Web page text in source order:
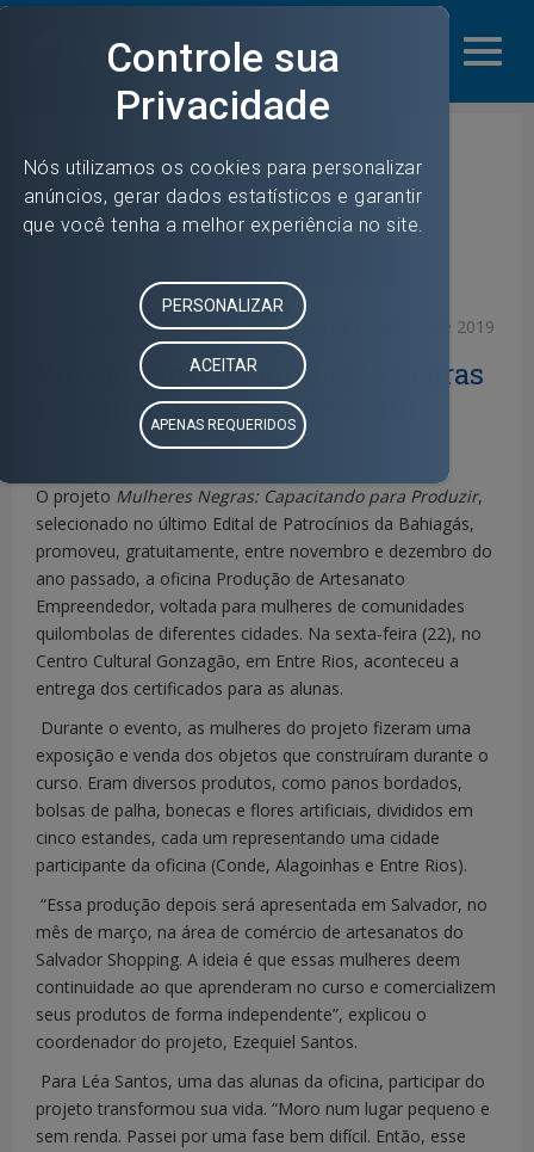
share
Notícias Publicado em: 25 de Fevereiro de 2019
Projeto capacita mulheres negras
para produção de artesanato
O projeto Mulheres Negras: Capacitando para Produzir,
selecionado no último Edital de Patrocínios da Bahiagás,
promoveu, gratuitamente, entre novembro e dezembro do
ano passado, a oficina Produção de Artesanato
Empreendedor, voltada para mulheres de comunidades
quilombolas de diferentes cidades. Na sexta-feira (22), no
Centro Cultural Gonzagão, em Entre Rios, aconteceu a
entrega dos certificados para as alunas.
Durante o evento, as mulheres do projeto fizeram uma
exposição e venda dos objetos que construíram durante o
curso. Eram diversos produtos, como panos bordados,
bolsas de palha, bonecas e flores artificiais, divididos em
cinco estandes, cada um representando uma cidade
participante da oficina (Conde, Alagoinhas e Entre Rios).
“Essa produção depois será apresentada em Salvador, no
mês de março, na área de comércio de artesanatos do
Salvador Shopping. A ideia é que essas mulheres deem
continuidade ao que aprenderam no curso e comercializem
seus produtos de forma independente”, explicou o
coordenador do projeto, Ezequiel Santos.
Para Léa Santos, uma das alunas da oficina, participar do
projeto transformou sua vida. “Moro num lugar pequeno e
sem renda. Passei por uma fase bem difícil. Então, esse